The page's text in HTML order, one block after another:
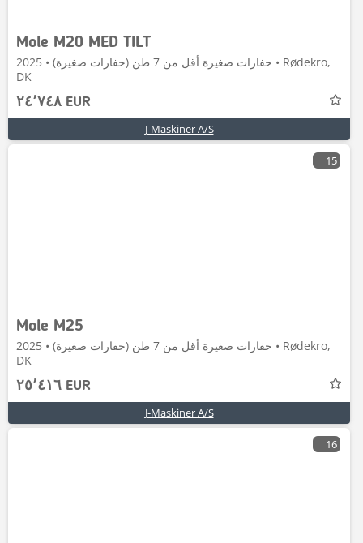
Mole M20 MED TILT
حفارات صغيرة أقل من 7 طن (حفارات صغيرة) • 2025 • Rødekro,
DK
٢٤٬٧٤٨ EUR
J-Maskiner A/S
15
Mole M25
حفارات صغيرة أقل من 7 طن (حفارات صغيرة) • 2025 • Rødekro,
DK
٢٥٬٤١٦ EUR
J-Maskiner A/S
16